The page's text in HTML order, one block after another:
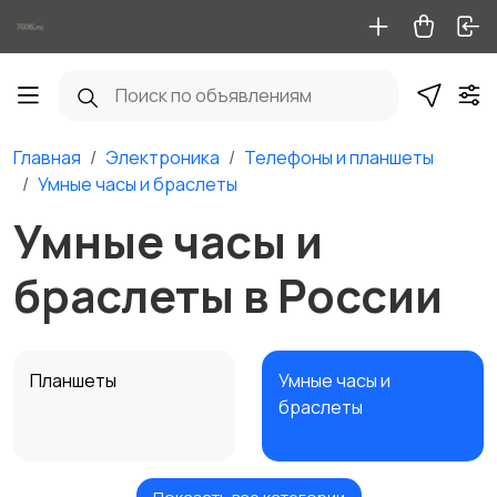
Главная Электроника
Телефоны и планшеты
Умные часы и браслеты
Умные часы и
браслеты в России
Планшеты
Умные часы и
браслеты